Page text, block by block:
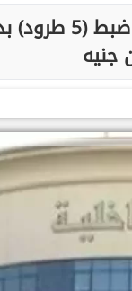
الأجهزة الأمنية